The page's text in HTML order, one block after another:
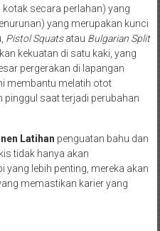
secara perlahan) yang
yang merupakan kunci
Pistol Squatsatau Bulgarian Split
kekuatan di satu kaki, yang
pergerakan di lapangan
membantu melatih otot
pinggul saat terjadi perubahan
Latihan penguatan bahu dan
tidak hanya akan
yang lebih penting, mereka akan
memastikan karier yang